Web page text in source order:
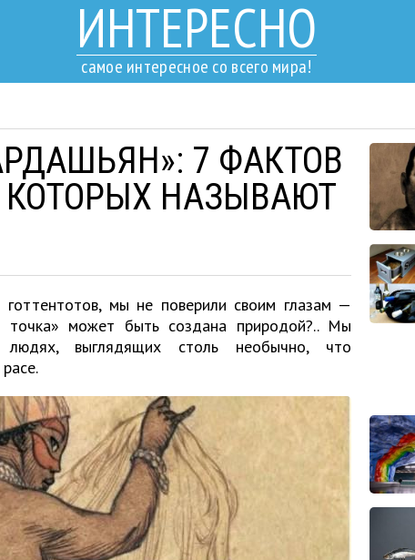
ИНТЕРЕСНО
самое интересное со всего мира!
7 ФАКТОВ
КОТОРЫХ НАЗЫВАЮТ
мы не поверили своим глазам —
точка» может быть создана природой?.. Мы
выглядящих столь необычно, что